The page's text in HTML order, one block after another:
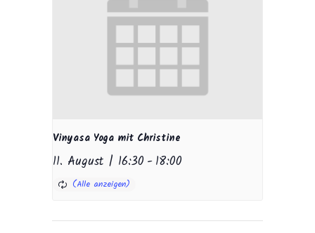
Vinyasa Yoga mit Christine
11. August | 16:30 -18:00